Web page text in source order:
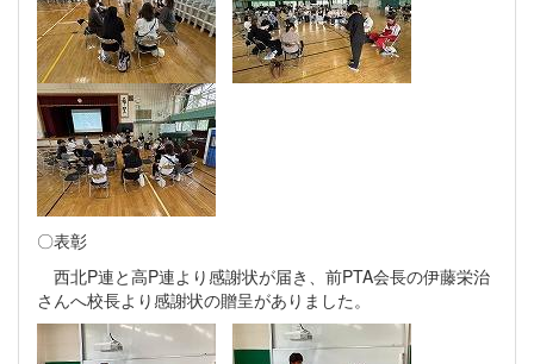
〇表彰
西北P連と高P連より感謝状が届き、前PTA会長の伊藤栄治
さんへ校長より感謝状の贈呈がありました。